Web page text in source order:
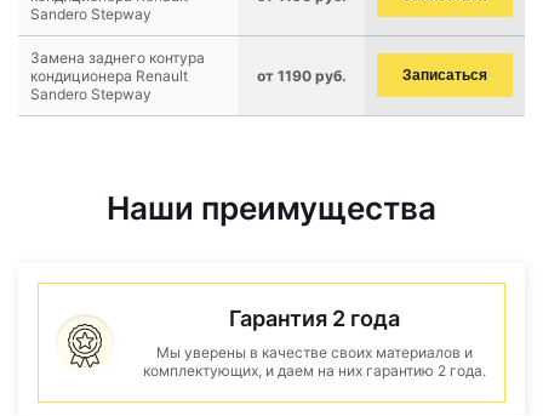
Sandero Stepway
Замена заднего контура
кондиционера Renault
Sandero Stepway
от 1190 руб. Записаться
Наши преимущества
Гарантия 2 года
Мы уверены в качестве своих материалов и
комплектующих, и даем на них гарантию 2 года.